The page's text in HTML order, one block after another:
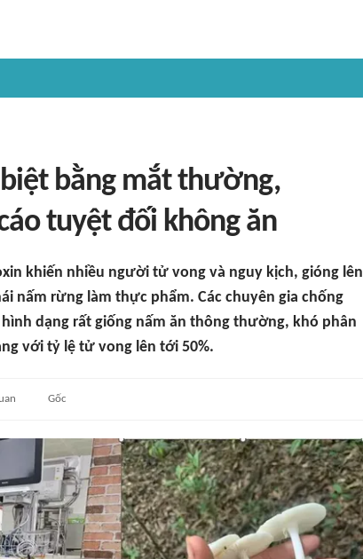
bằng mắt thường,
tuyệt đối không ăn
khiến nhiều người tử vong và nguy kịch, gióng lên
nấm rừng làm thực phẩm. Các chuyên gia chống
dạng rất giống nấm ăn thông thường, khó phân
với tỷ lệ tử vong lên tới 50%.
Gốc